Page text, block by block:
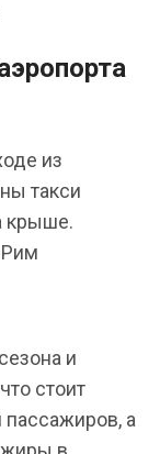
из
такси
крыше.
и
стоит
а